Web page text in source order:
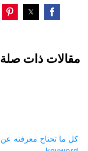
مقالات ذات صلة
كل ما تحتاج معرفته عن